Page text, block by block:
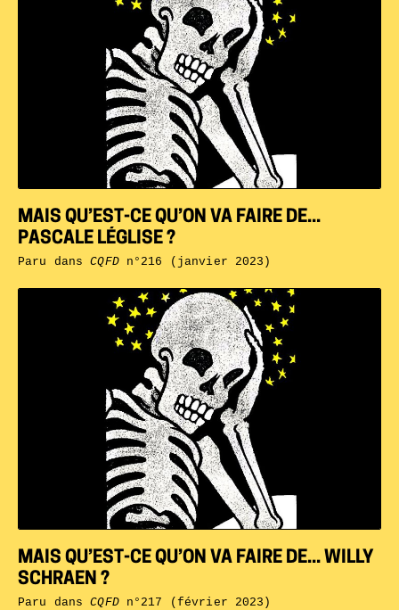
MAIS QU’EST-CE QU’ON VA FAIRE DE... WILLY
SCHRAEN ?
Paru dansCQFDn°217 (février 2023)
MAIS QU’EST-CE QU’ON VA FAIRE DE...
PASCALE LÉGLISE ?
Paru dansCQFDn°216 (janvier 2023)